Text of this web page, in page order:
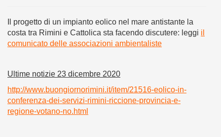
Il progetto di un impianto eolico nel mare antistante la
costa tra Rimini e Cattolica sta facendo discutere: leggi il
comunicato delle associazioni ambientaliste
Ultime notizie 23 dicembre 2020
http://www.buongiornorimini.it/item/21516-eolico-in-
conferenza-dei-servizi-rimini-riccione-provincia-e-
regione-votano-no.html